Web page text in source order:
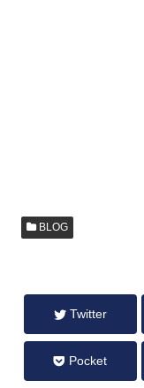
BLOG
Twitter
Pocket